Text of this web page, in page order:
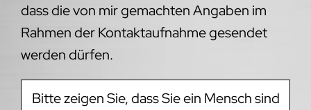
dass die von mir gemachten Angaben im
Rahmen der Kontaktaufnahme gesendet
werden dürfen.
Bitte zeigen Sie, dass Sie ein Mensch sind